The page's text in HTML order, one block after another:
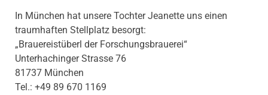
In München hat unsere Tochter Jeanette uns einen
traumhaften Stellplatz besorgt:
„Brauereistüberl der Forschungsbrauerei“
Unterhachinger Strasse 76
81737 München
Tel.: +49 89 670 1169